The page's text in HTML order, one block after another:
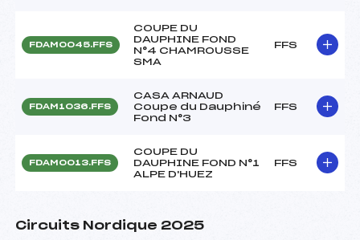
FDAM0045.FFS
COUPE DU
DAUPHINE FOND
N°4 CHAMROUSSE
SMA
FFS
FDAM1036.FFS
CASA ARNAUD
Coupe du Dauphiné
Fond N°3
FFS
FDAM0013.FFS
COUPE DU
DAUPHINE FOND N°1
ALPE D'HUEZ
FFS
Circuits Nordique 2025